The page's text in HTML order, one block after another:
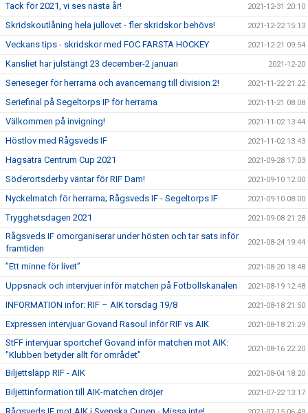
Tack för 2021, vi ses nästa år! 2021-12-31 20:10
Skridskoutlåning hela jullovet - fler skridskor behövs! 2021-12-22 15:13
Veckans tips - skridskor med FOC FARSTA HOCKEY 2021-12-21 09:54
Kansliet har julstängt 23 december-2 januari 2021-12-20
Serieseger för herrarna och avancemang till division 2! 2021-11-22 21:22
Seriefinal på Segeltorps IP för herrarna 2021-11-21 08:08
Välkommen på invigning! 2021-11-02 13:44
Höstlov med Rågsveds IF 2021-11-02 13:43
Hagsätra Centrum Cup 2021 2021-09-28 17:03
Söderortsderby väntar för RIF Dam! 2021-09-10 12:00
Nyckelmatch för herrarna; Rågsveds IF - Segeltorps IF 2021-09-10 08:00
Trygghetsdagen 2021 2021-09-08 21:28
Rågsveds IF omorganiserar under hösten och tar sats inför
framtiden
2021-08-24 19:44
”Ett minne för livet” 2021-08-20 18:48
Uppsnack och intervjuer inför matchen på Fotbollskanalen 2021-08-19 12:48
INFORMATION inför: RIF – AIK torsdag 19/8 2021-08-18 21:50
Expressen intervjuar Govand Rasoul inför RIF vs AIK 2021-08-18 21:29
StFF intervjuar sportchef Govand inför matchen mot AIK:
"Klubben betyder allt för området"
2021-08-16 22:20
Biljettsläpp RIF - AIK 2021-08-04 18:20
Biljettinformation till AIK-matchen dröjer 2021-07-22 13:17